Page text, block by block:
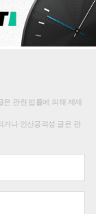
관련 법률에 의해 제재
거나 인신공격성 글은 관